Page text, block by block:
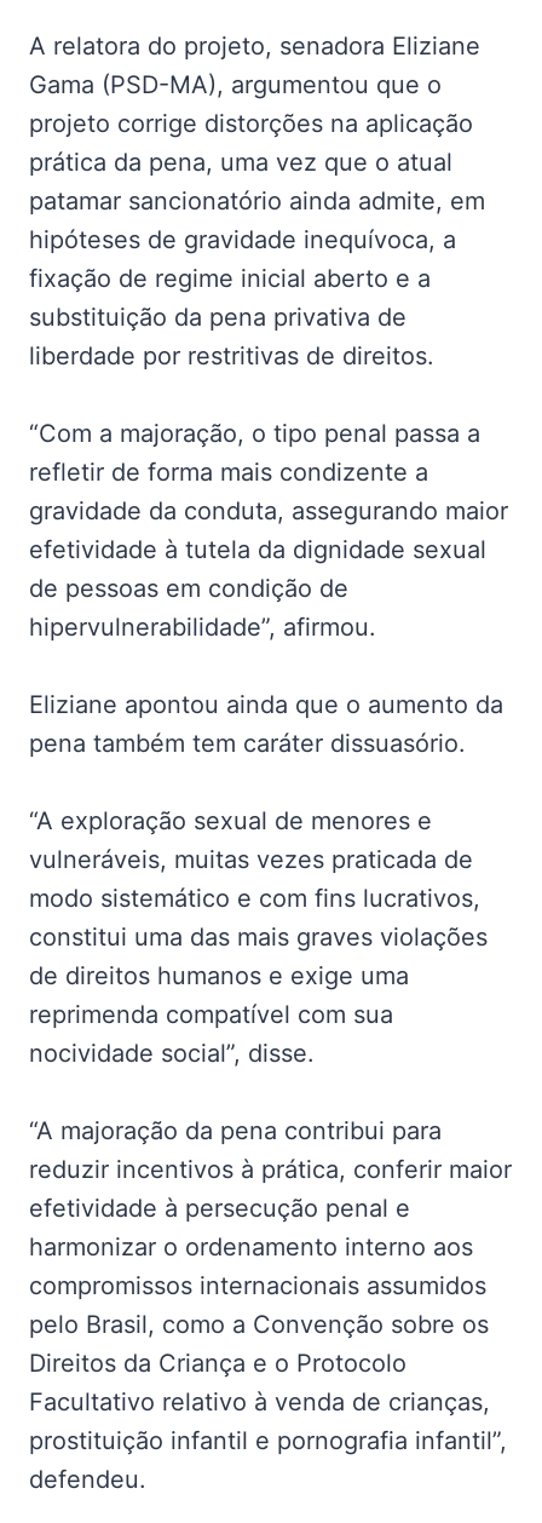
A relatora do projeto, senadora Eliziane
Gama (PSD-MA), argumentou que o
projeto corrige distorções na aplicação
prática da pena, uma vez que o atual
patamar sancionatório ainda admite, em
hipóteses de gravidade inequívoca, a
fixação de regime inicial aberto e a
substituição da pena privativa de
liberdade por restritivas de direitos.
“Com a majoração, o tipo penal passa a
refletir de forma mais condizente a
gravidade da conduta, assegurando maior
efetividade à tutela da dignidade sexual
de pessoas em condição de
hipervulnerabilidade”, afirmou.
Eliziane apontou ainda que o aumento da
pena também tem caráter dissuasório.
“A exploração sexual de menores e
vulneráveis, muitas vezes praticada de
modo sistemático e com fins lucrativos,
constitui uma das mais graves violações
de direitos humanos e exige uma
reprimenda compatível com sua
nocividade social”, disse.
“A majoração da pena contribui para
reduzir incentivos à prática, conferir maior
efetividade à persecução penal e
harmonizar o ordenamento interno aos
compromissos internacionais assumidos
pelo Brasil, como a Convenção sobre os
Direitos da Criança e o Protocolo
Facultativo relativo à venda de crianças,
prostituição infantil e pornografia infantil”,
defendeu.